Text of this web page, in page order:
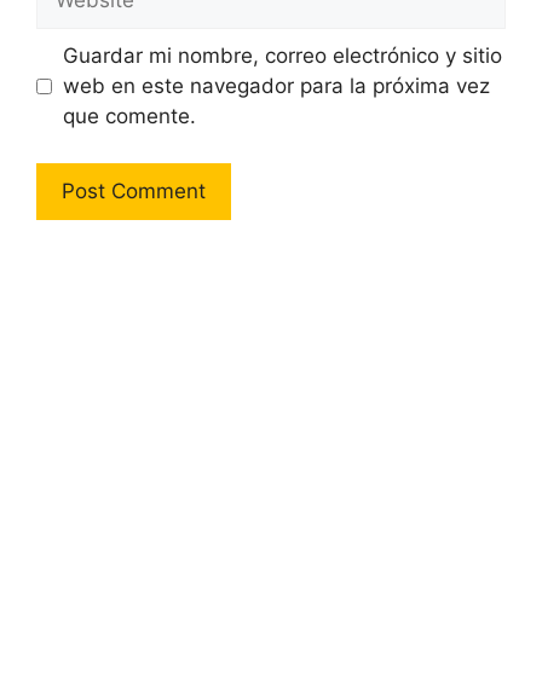
Guardar mi nombre, correo electrónico y sitio
web en este navegador para la próxima vez
que comente.